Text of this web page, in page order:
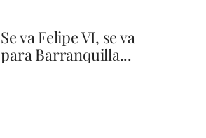
Se va Felipe VI, se va
para Barranquilla...